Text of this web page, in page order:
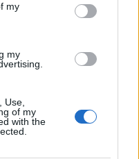
my
my
Use,
of my
with the
à Tesla